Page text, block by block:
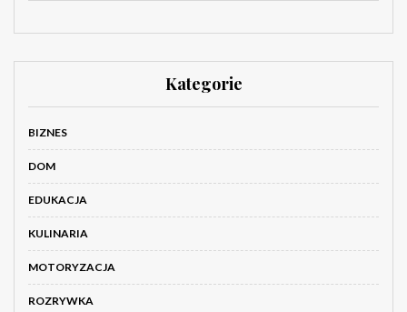
Kategorie
BIZNES
DOM
EDUKACJA
KULINARIA
MOTORYZACJA
ROZRYWKA